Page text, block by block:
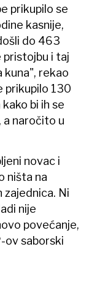
prikupilo se
kasnije,
do 463
pristojbu i taj
kuna", rekao
prikupilo 130
bi ih se
a naročito u
novac i
ništa na
Ni
nije
povećanje,
ov saborski